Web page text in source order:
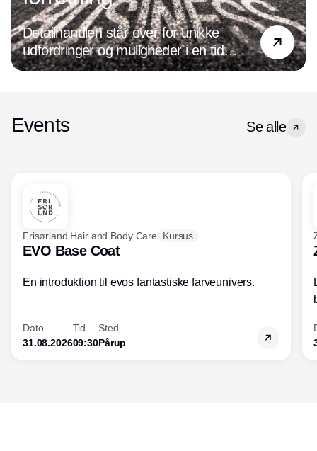
Detailhandlen står over for unikke
udfordringer og muligheder i en tid
præget af digital transformation og
de nyeste tendenser og holde øje med
kundeoplevelsen, øges salget og
indtjeningen.
Events Se alle
Frisørland Hair and Body Care Kursus
EVO Base Coat
En introduktion til evos fantastiske farveunivers.
Dato
31.08.2026
Tid
09:30
Sted
Pårup